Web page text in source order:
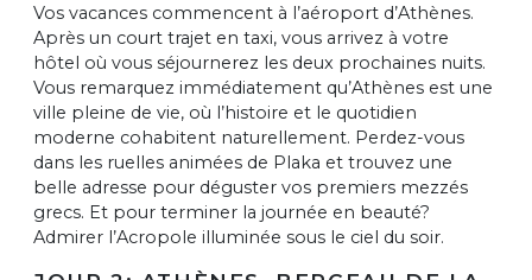
Vos vacances commencent à l’aéroport d’Athènes.
Après un court trajet en taxi, vous arrivez à votre
hôtel où vous séjournerez les deux prochaines nuits.
Vous remarquez immédiatement qu’Athènes est une
ville pleine de vie, où l’histoire et le quotidien
moderne cohabitent naturellement. Perdez-vous
dans les ruelles animées de Plaka et trouvez une
belle adresse pour déguster vos premiers mezzés
grecs. Et pour terminer la journée en beauté?
Admirer l’Acropole illuminée sous le ciel du soir.